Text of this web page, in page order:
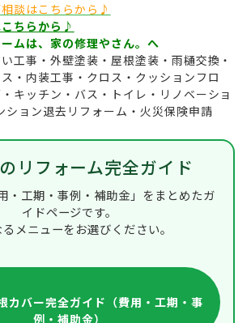
談はこちらから♪
ちらから♪
ムは、家の修理やさん。へ
工事・外壁塗装・屋根塗装・雨樋交換・
・内装工事・クロス・クッションフロ
キッチン・バス・トイレ・リノベーショ
ション退去リフォーム・火災保険申請
リフォーム完全ガイド
・工期・事例・補助金」をまとめたガ
イドページです。
メニューをお選びください。
カバー完全ガイド（費用・工期・事
例・補助金）